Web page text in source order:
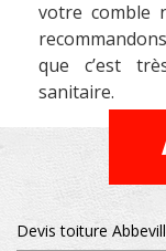
votre comble
que c’est
sanitaire.
Devis toiture